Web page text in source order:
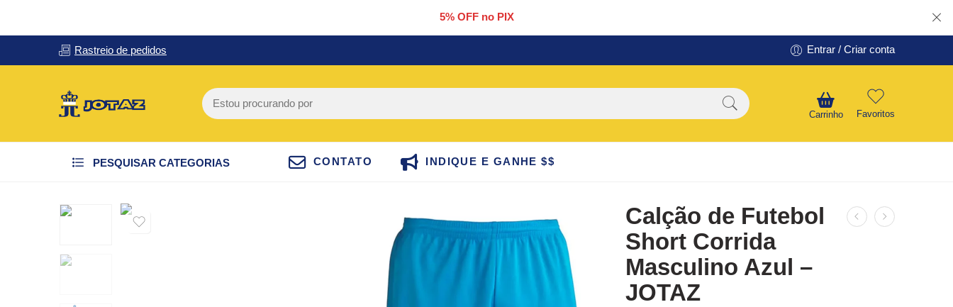
5% OFF no PIX
Rastreio de pedidos Entrar / Criar conta
Carrinho Favoritos
PESQUISAR CATEGORIAS CONTATO INDIQUE E GANHE $$
Calção de Futebol
Short Corrida
Masculino Azul –
JOTAZ